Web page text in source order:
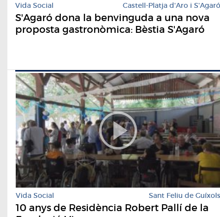
Vida Social Castell-Platja d'Aro i S'Agaró
S'Agaró dona la benvinguda a una nova
proposta gastronòmica: Bèstia S'Agaró
Vida Social Sant Feliu de Guíxols
10 anys de Residència Robert Pallí de la